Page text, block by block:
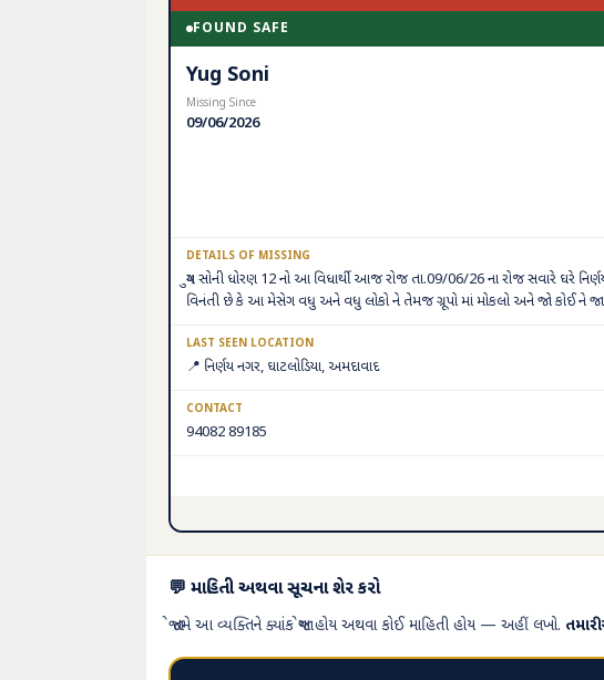
FOUND SAFE
Yug Soni
Missing Since
09/06/2026
DETAILS OF MISSING
યુગ સોની ધોરણ 12 નો આ વિધાર્થી આજ રોજ તા.09/06/26 ના રોજ સવારે ઘરે
વિનંતી છે કે આ મેસેગ વધુ અને વધુ લોકો ને તેમજ ગ્રૂપો માં મોકલો અને જો કોઈ ને
LAST SEEN LOCATION
📍 નિર્ણય નગર, ઘાટલોડિયા, અમદાવાદ
CONTACT
94082 89185
💬 માહિતી અથવા સૂચના શેર કરો
જો તમે આ વ્યક્તિને ક્યાંક જોયા હોય અથવા કોઈ માહિતી હોય — અહીં લખો.